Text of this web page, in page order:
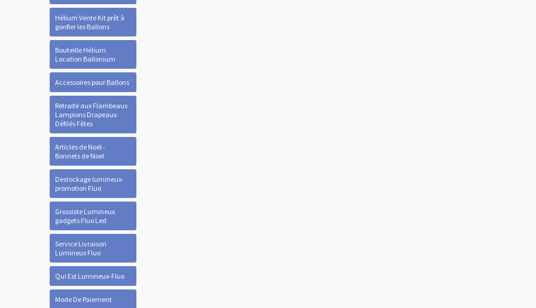
Hélium Vente Kit prêt à
gonfler les Ballons
Bouteille Hélium
Location Ballonium
Accessoires pour Ballons
Retraite aux Flambeaux
Lampions Drapeaux
Défilés Fêtes
Articles de Noël -
Bonnets de Noel
Destockage lumineux-
promotion Fluo
Grossiste Lumineux
gadgets Fluo Led
Service Livraison
Lumineux Fluo
Qui Est Lumineux-Fluo
Mode De Paiement